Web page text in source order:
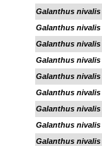
Galanthus nivalis
Galanthus nivalis
Galanthus nivalis
Galanthus nivalis
Galanthus nivalis
Galanthus nivalis
Galanthus nivalis
Galanthus nivalis
Galanthus nivalis